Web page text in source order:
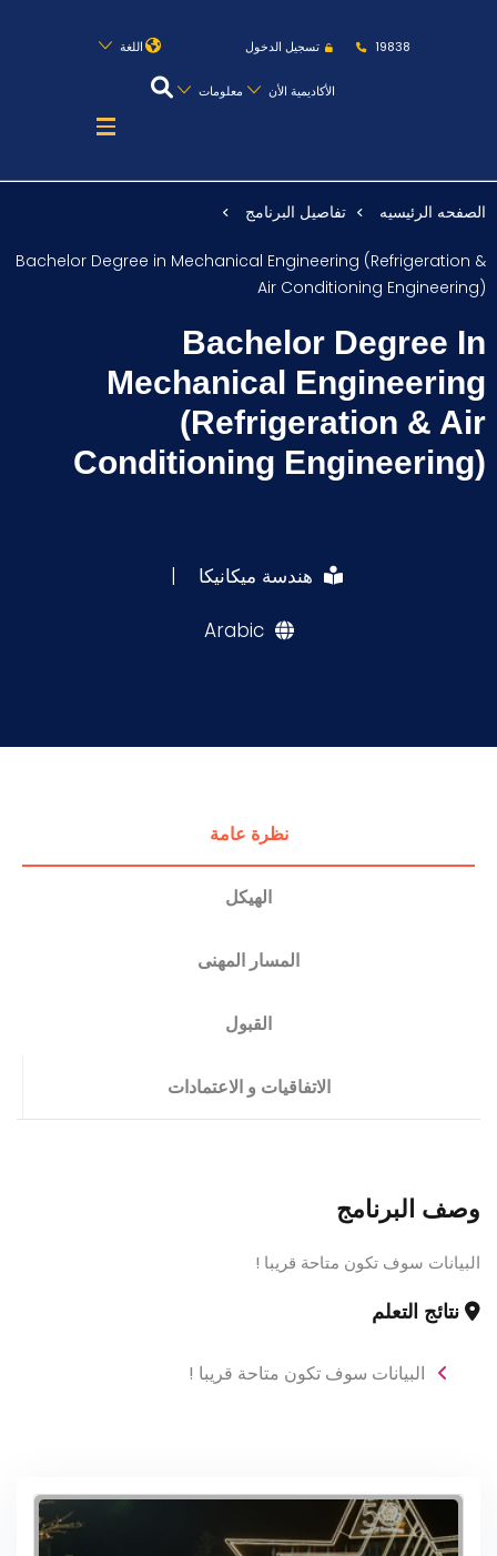
19838 تسجيل الدخول اللغة
الأكاديمية الأن معلومات
عن الأكاديمية
النقل البحري
الدراسات الأكاديمية
طلبة الأكاديمية
البحث العلمي
المجمعات
الصفحه الرئيسيه تفاصيل البرنامج
Bachelor Degree in Mechanical Engineering (Refrigeration &
Air Conditioning Engineering)
Bachelor Degree In
Mechanical Engineering
(Refrigeration & Air
Conditioning Engineering)
هندسة ميكانيكا
Arabic
نظرة عامة
الهيكل
المسار المهنى
القبول
الاتفاقيات و الاعتمادات
وصف البرنامج
البيانات سوف تكون متاحة قريبا !
نتائج التعلم
البيانات سوف تكون متاحة قريبا !